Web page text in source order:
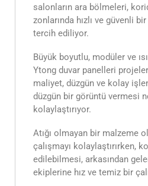
salonların ara bölmeleri,
zonlarında hızlı ve güvenli
tercih ediliyor.
Büyük boyutlu, modüler ve
Ytong duvar panelleri
maliyet, düzgün ve kolay
düzgün bir görüntü vermesi
kolaylaştırıyor.
Atığı olmayan bir malzeme
çalışmayı kolaylaştırırken,
edilebilmesi, arkasından
ekiplerine hız ve temiz bir